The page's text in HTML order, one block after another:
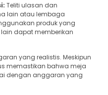
Teliti ulasan dan
lain atau lembaga
produk yang
dapat memberikan
yang realistis. Meskipun
memastikan bahwa meja
dengan anggaran yang